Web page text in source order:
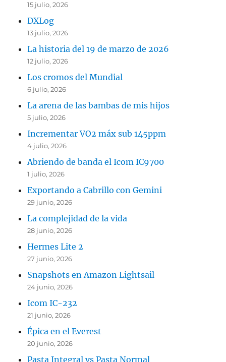
15 julio, 2026
DXLog
13 julio, 2026
La historia del 19 de marzo de 2026
12 julio, 2026
Los cromos del Mundial
6 julio, 2026
La arena de las bambas de mis hijos
5 julio, 2026
Incrementar VO2 máx sub 145ppm
4 julio, 2026
Abriendo de banda el Icom IC9700
1 julio, 2026
Exportando a Cabrillo con Gemini
29 junio, 2026
La complejidad de la vida
28 junio, 2026
Hermes Lite 2
27 junio, 2026
Snapshots en Amazon Lightsail
24 junio, 2026
Icom IC-232
21 junio, 2026
Épica en el Everest
20 junio, 2026
Pasta Integral vs Pasta Normal